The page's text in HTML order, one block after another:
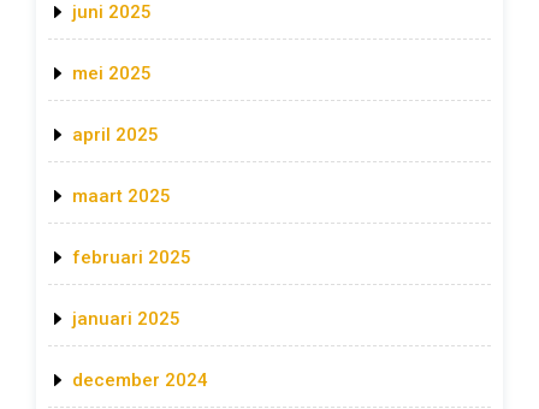
juni 2025
mei 2025
april 2025
maart 2025
februari 2025
januari 2025
december 2024